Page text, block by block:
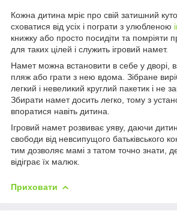
Кожна дитина мріє про свій затишний
сховатися від усіх і пограти з улюбленою
книжку або просто посидіти та
для таких цілей і служить ігровий намет.
Намет можна встановити в себе у дворі,
пляж або грати з нею вдома. Зібране
легкий і невеликий круглий пакетик і не
Збирати намет досить легко, тому з
впоратися навіть дитина.
Ігровий намет розвиває уяву, даючи
свободи від невсипущого батьківського
тим дозволяє мамі з татом точно знати,
відіграє їх малюк.
Приховати